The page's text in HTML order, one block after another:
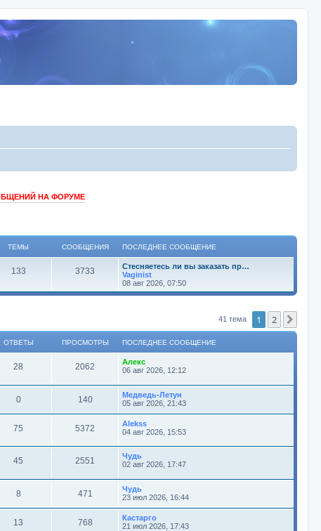
НА ФОРУМЕ
ТЕМЫ СООБЩЕНИЯ ПОСЛЕДНЕЕ СООБЩЕНИЕ
133 3733
Стесняетесь ли вы заказать пр…
Vaginist
08 авг 2026, 07:50
41 тема 1 2
ОТВЕТЫ ПРОСМОТРЫ ПОСЛЕДНЕЕ СООБЩЕНИЕ
28 2062
Алекс
06 авг 2026, 12:12
0 140
Медведь-Летун
05 авг 2026, 21:43
75 5372
Alekss
04 авг 2026, 15:53
45 2551
Чудь
02 авг 2026, 17:47
8 471
Чудь
23 июл 2026, 16:44
13 768
Кастарго
21 июл 2026, 17:43